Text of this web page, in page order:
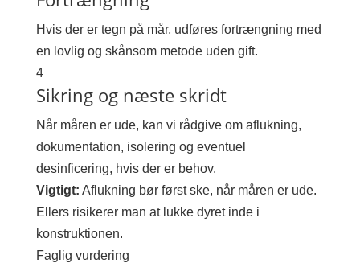
Hvis der er tegn på mår, udføres fortrængning med
en lovlig og skånsom metode uden gift.
4
Sikring og næste skridt
Når måren er ude, kan vi rådgive om aflukning,
dokumentation, isolering og eventuel
desinficering, hvis der er behov.
Vigtigt: Aflukning bør først ske, når måren er ude.
Ellers risikerer man at lukke dyret inde i
konstruktionen.
Faglig vurdering